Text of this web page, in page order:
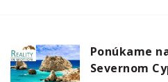
Ponúkame
Severnom